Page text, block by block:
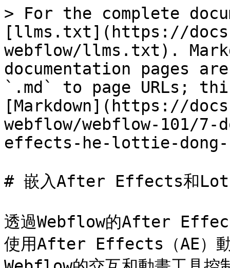
> For the complete
[llms.txt](https://
webflow/llms.txt).
documentation pages
`.md` to page URLs;
[Markdown](https://
webflow/webflow-101/
effects-he-lottie-dong-
# 嵌入After Effects和
透過Webflow的After
使用After Effects（AE）